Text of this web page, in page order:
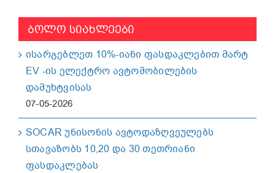
ᲑᲝᲚᲝ ᲡᲘᲐᲮᲚᲔᲔᲑᲘ
ისარგებლეთ 10%-იანი ფასდაკლებით მარტ
EV -ის ელექტრო ავტომობილების
დამუხტვისას
07-05-2026
SOCAR უნისონის ავტოდაზღვეულებს
სთავაზობს 10,20 და 30 თეთრიანი
ფასდაკლებას